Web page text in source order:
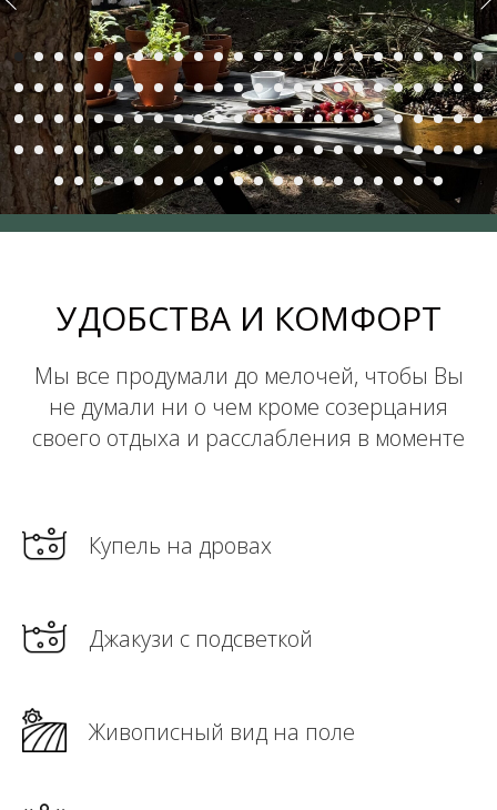
УДОБСТВА И КОМФОРТ
Мы все продумали до мелочей, чтобы Вы
не думали ни о чем кроме созерцания
своего отдыха и расслабления в моменте
Купель на дровах
Джакузи с подсветкой
Живописный вид на поле